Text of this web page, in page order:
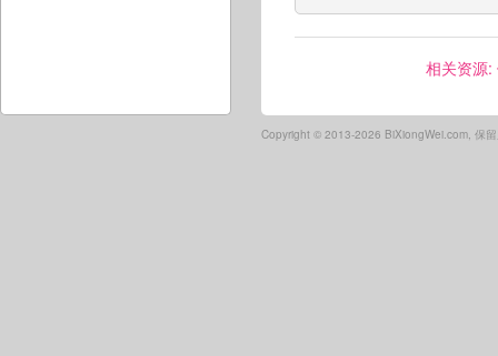
相关资源:
Copyright © 2013-2026 BiXiongWei.com, 保